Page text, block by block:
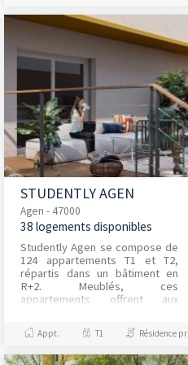
STUDENTLY AGEN
Agen - 47000
38 logements disponibles
Studently Agen se compose de
124 appartements T1 et T2,
répartis dans un bâtiment en
R+2. Meublés, ces
appartements offrent aux
pour bien étudier.Afin de créer...
Appt. T1 Résidence principale / PTZ